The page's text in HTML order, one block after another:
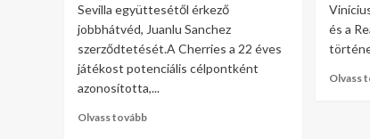
Sevilla együttesétől érkező
jobbhátvéd, Juanlu Sanchez
szerződtetését.A Cherries a 22 éves
játékost potenciális célpontként
azonosította,...
Olvass tovább
és a
Olvass